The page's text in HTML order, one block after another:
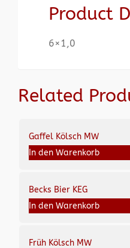
Product
6×1,0
Related
Gaffel Kölsch MW
In den Warenkorb
Becks Bier KEG
In den Warenkorb
Früh Kölsch MW